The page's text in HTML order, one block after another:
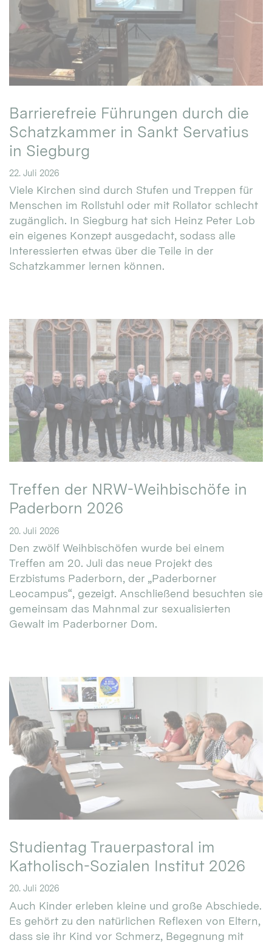
Barrierefreie Führungen durch die
Schatzkammer in Sankt Servatius
in Siegburg
22. Juli 2026
Viele Kirchen sind durch Stufen und Treppen für
Menschen im Rollstuhl oder mit Rollator schlecht
zugänglich. In Siegburg hat sich Heinz Peter Lob
ein eigenes Konzept ausgedacht, sodass alle
Interessierten etwas über die Teile in der
Schatzkammer lernen können.
Treffen der NRW-Weihbischöfe in
Paderborn 2026
20. Juli 2026
Den zwölf Weihbischöfen wurde bei einem
Treffen am 20. Juli das neue Projekt des
Erzbistums Paderborn, der „Paderborner
Leocampus“, gezeigt. Anschließend besuchten sie
gemeinsam das Mahnmal zur sexualisierten
Gewalt im Paderborner Dom.
Studientag Trauerpastoral im
Katholisch-Sozialen Institut 2026
20. Juli 2026
Auch Kinder erleben kleine und große Abschiede.
Es gehört zu den natürlichen Reflexen von Eltern,
dass sie ihr Kind vor Schmerz, Begegnung mit